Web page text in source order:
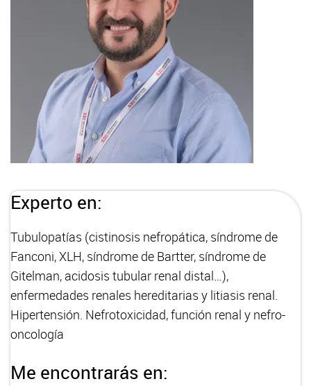
Experto en:
Tubulopatías (cistinosis nefropática, síndrome de
Fanconi, XLH, síndrome de Bartter, síndrome de
Gitelman, acidosis tubular renal distal…),
enfermedades renales hereditarias y litiasis renal.
Hipertensión. Nefrotoxicidad, función renal y nefro-
oncología
Me encontrarás en: